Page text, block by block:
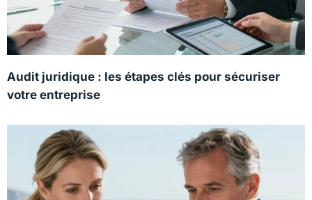
Audit juridique : les étapes clés pour sécuriser
votre entreprise